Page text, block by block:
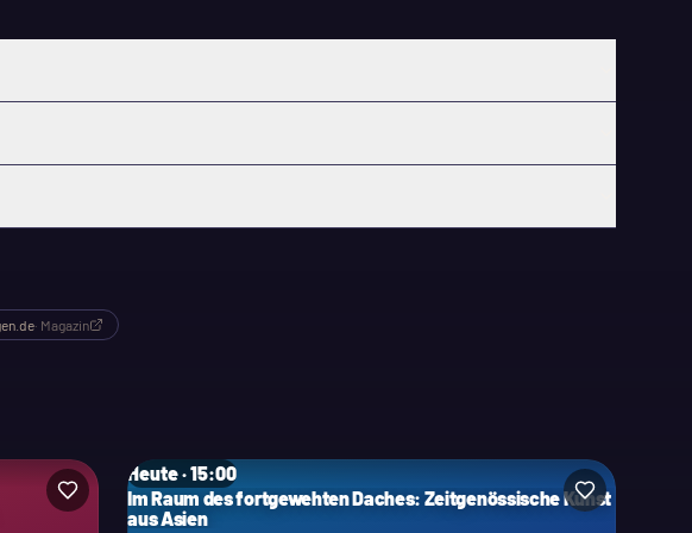
· Magazin
Heute · 15:00
Im Raum des fortgewehten Daches: Zeitgenössische Kunst
aus Asien